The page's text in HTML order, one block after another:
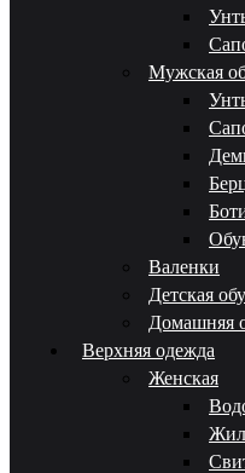
Мужская
Валенки
Детская
Домашняя
Верхняя одежда
Женская